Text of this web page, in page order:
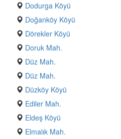
Dodurga Köyü
Doğanköy Köyü
Dörekler Köyü
Doruk Mah.
Düz Mah.
Düz Mah.
Düzköy Köyü
Ediler Mah.
Eldeş Köyü
Elmalık Mah.